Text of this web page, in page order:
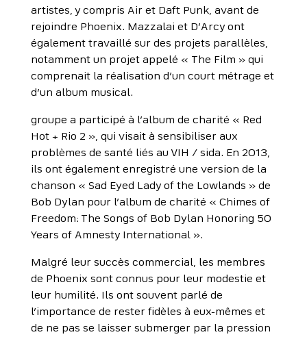
artistes, y compris Air et Daft Punk, avant de
rejoindre Phoenix. Mazzalai et D’Arcy ont
également travaillé sur des projets parallèles,
notamment un projet appelé « The Film » qui
comprenait la réalisation d’un court métrage et
d’un album musical.
groupe a participé à l’album de charité « Red
Hot + Rio 2 », qui visait à sensibiliser aux
problèmes de santé liés au VIH / sida. En 2013,
ils ont également enregistré une version de la
chanson « Sad Eyed Lady of the Lowlands » de
Bob Dylan pour l’album de charité « Chimes of
Freedom: The Songs of Bob Dylan Honoring 50
Years of Amnesty International ».
Malgré leur succès commercial, les membres
de Phoenix sont connus pour leur modestie et
leur humilité. Ils ont souvent parlé de
l’importance de rester fidèles à eux-mêmes et
de ne pas se laisser submerger par la pression